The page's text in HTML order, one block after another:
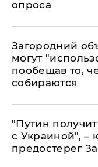
опроса
Загородний
могут
пообещав то,
собираются
"Путин
с Украиной", –
предостерег